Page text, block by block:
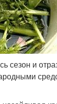
сезон и